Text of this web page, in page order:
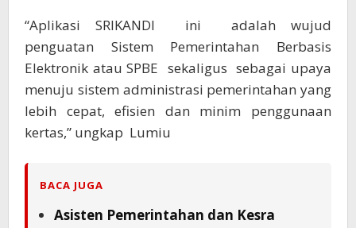
“Aplikasi SRIKANDI ini adalah wujud
penguatan Sistem Pemerintahan Berbasis
Elektronik atau SPBE sekaligus sebagai upaya
menuju sistem administrasi pemerintahan yang
lebih cepat, efisien dan minim penggunaan
kertas,” ungkap Lumiu
BACA JUGA
Asisten Pemerintahan dan Kesra